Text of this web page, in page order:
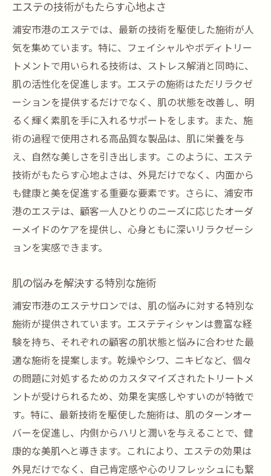
エステの技術がもたらす心地よさ
浦安市港のエステでは、最新の技術を駆使した施術が人
気を集めています。特に、フェイシャルやボディトリー
トメントで用いられる技術は、ストレス解消と同時に、
肌の活性化を促進します。エステの施術はただリラクゼ
ーションを提供するだけでなく、肌の状態を改善し、明
るく輝く素肌を手に入れるサポートをします。また、施
術の過程で使用される高品質な製品は、肌に栄養を与
え、自然な美しさを引き出します。このように、エステ
技術がもたらす心地よさは、外見だけでなく、内面から
も健康と美を促進する重要な要素です。さらに、浦安市
港のエステは、顧客一人ひとりのニーズに応じたオーダ
ーメイドのケアを提供し、心身ともに深いリラクゼーシ
ョンを実感できます。
肌の悩みを解決する特別な施術
浦安市港のエステサロンでは、肌の悩みに対する特別な
施術が提供されています。エステティシャンは豊富な経
験を持ち、それぞれの顧客の肌状態と悩みに合わせた最
適な施術を提案します。乾燥やシワ、ニキビなど、個々
の問題に対処するためのカスタマイズされたトリートメ
ントが受けられるため、効果を実感しやすいのが特徴で
す。特に、最新技術を駆使した施術は、肌のターンオー
バーを促進し、内側からハリと潤いを与えることで、健
康的な美肌へと導きます。これにより、エステの効果は
外見だけでなく、自己肯定感や心のリフレッシュにも繋